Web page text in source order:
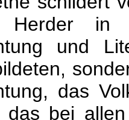
Herder in
und
das
das bei